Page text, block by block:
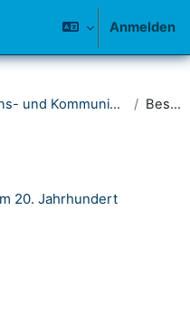
Anmelden
Wissens- und Kommunikationsgeschichte der Moderne Beschreibung
20. Jahrhundert